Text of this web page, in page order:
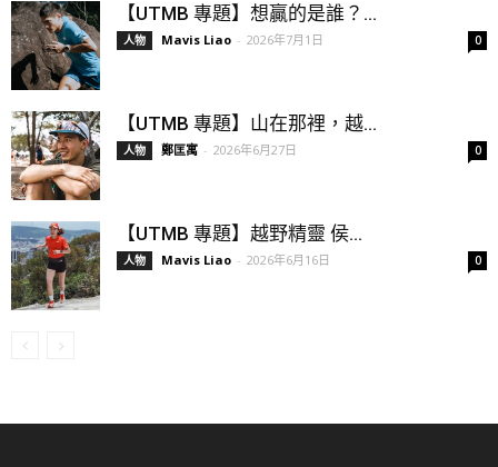
【UTMB 專題】想贏的是誰？...
人物 Mavis Liao - 2026年7月1日 0
【UTMB 專題】山在那裡，越...
人物 鄭匡寓 - 2026年6月27日 0
【UTMB 專題】越野精靈 侯...
人物 Mavis Liao - 2026年6月16日 0